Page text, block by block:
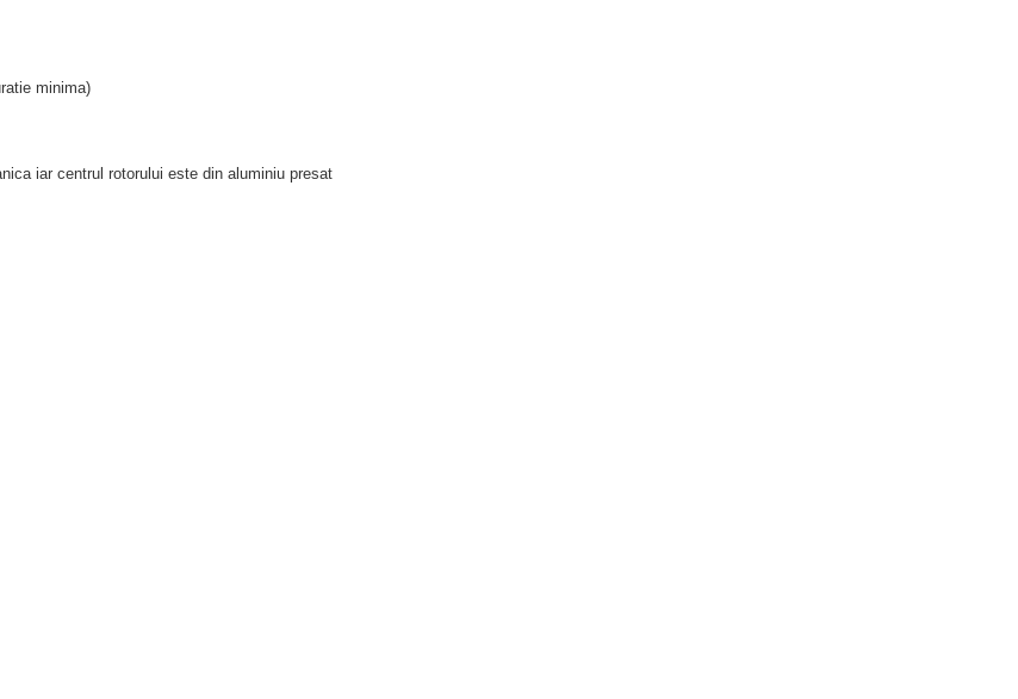
minima)
iar centrul rotorului este din aluminiu presat